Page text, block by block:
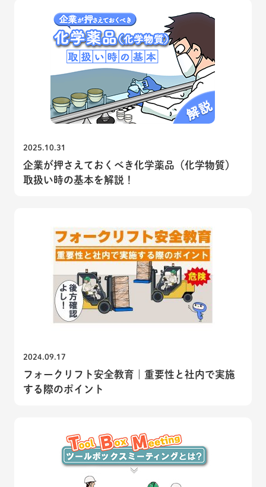
2025.10.31
企業が押さえておくべき化学薬品（化学物質）
取扱い時の基本を解説！
2024.09.17
フォークリフト安全教育｜重要性と社内で実施
する際のポイント